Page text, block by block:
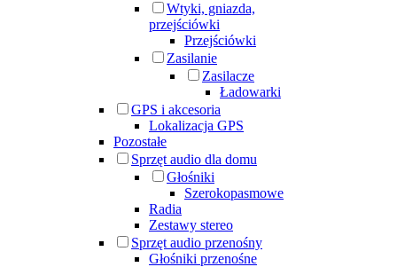
Wtyki, gniazda,
przejściówki
Przejściówki
Zasilanie
Zasilacze
Ładowarki
GPS i akcesoria
Lokalizacja GPS
Pozostałe
Sprzęt audio dla domu
Głośniki
Szerokopasmowe
Radia
Zestawy stereo
Sprzęt audio przenośny
Głośniki przenośne